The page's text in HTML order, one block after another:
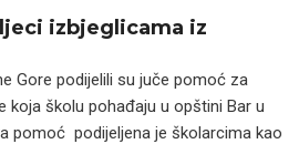
izbjeglicama iz
Gore podijelili su juče pomoć za
koja školu pohađaju u opštini Bar u
pomoć podijeljena je školarcima kao